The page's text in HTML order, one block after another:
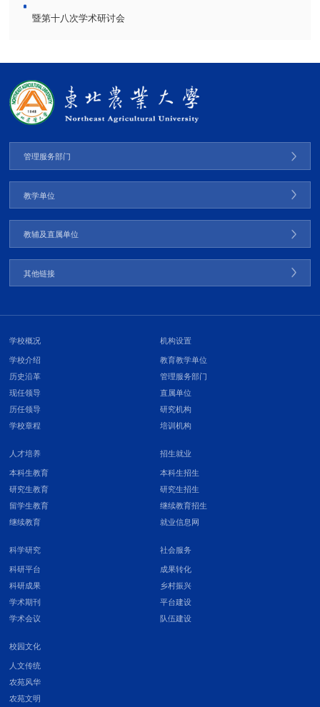
暨第十八次学术研讨会
管理服务部门
教学单位
教辅及直属单位
其他链接
学校概况
学校介绍
历史沿革
现任领导
历任领导
学校章程
机构设置
教育教学单位
管理服务部门
直属单位
研究机构
培训机构
人才培养
本科生教育
研究生教育
留学生教育
继续教育
招生就业
本科生招生
研究生招生
继续教育招生
就业信息网
科学研究
科研平台
科研成果
学术期刊
学术会议
社会服务
成果转化
乡村振兴
平台建设
队伍建设
校园文化
人文传统
农苑风华
农苑文明